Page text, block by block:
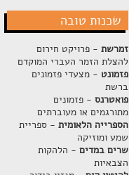
שכנות טובה
זמרשת- פרויקט חירום
להצלת הזמר העברי המוקדם
פזמונט - מצעדי פזמונים
ברשת
פואטרנס- פזמונים
מתורגמים או מעוברתים
הספרייה הלאומית- ספריית
שמע ומוזיקה
שרים במדים- הלהקות
הצבאיות